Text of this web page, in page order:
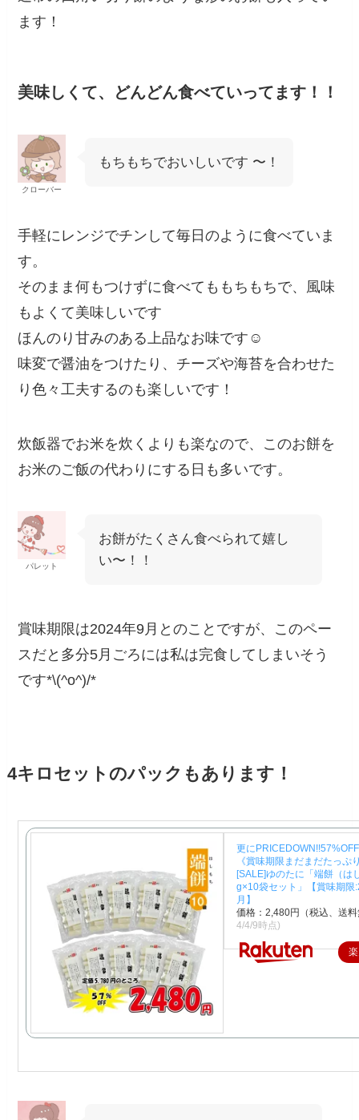
ます！
美味しくて、どんどん食べていってます！！
クローバー
もちもちでおいしいです 〜！
手軽にレンジでチンして毎日のように食べていま
す。
そのまま何もつけずに食べてももちもちで、風味
もよくて美味しいです
ほんのり甘みのある上品なお味です☺️
味変で醤油をつけたり、チーズや海苔を合わせた
り色々工夫するのも楽しいです！
炊飯器でお米を炊くよりも楽なので、このお餅を
お米のご飯の代わりにする日も多いです。
パレット
お餅がたくさん食べられて嬉し
い〜！！
賞味期限は2024年9月とのことですが、このペー
スだと多分5月ごろには私は完食してしまいそう
です*\(^o^)/*
4キロセットのパックもあります！
更に
《賞味期限まだまだたっぷ
[SALE]ゆのたに「端餅（は
g×10袋セット」【賞味期限
月】
価格：2,480円（税込、送
4/4/9時点)